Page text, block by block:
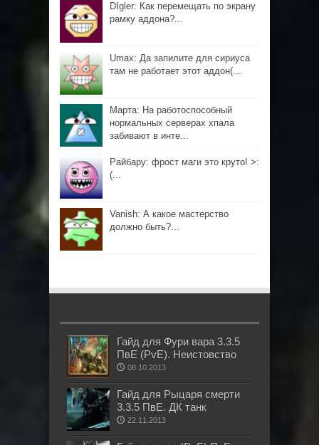
DIgler: Как перемещать по экрану
рамку аддона?...
Umax: Да запилите для сириуса
там не работает этот аддон(...
Марта: На работоспособный
нормальных серверах хпала
забивают в инте...
Райбару: фрост маги это круто! >:
(...
Vanish: А какое мастерство
должно быть?...
Гайд для Фури вара 3.3.5
ПвЕ (PvE). Неистовство
08.10.2013
Гайд для Рыцаря смерти
3.3.5 ПвЕ. ДК танк
22.11.2013